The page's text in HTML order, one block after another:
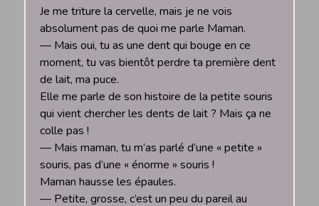
Je me triture la cervelle, mais je ne vois
absolument pas de quoi me parle Maman.
— Mais oui, tu as une dent qui bouge en ce
moment, tu vas bientôt perdre ta première dent
de lait, ma puce.
Elle me parle de son histoire de la petite souris
qui vient chercher les dents de lait ? Mais ça ne
colle pas !
— Mais maman, tu m’as parlé d’une « petite »
souris, pas d’une « énorme » souris !
Maman hausse les épaules.
— Petite, grosse, c’est un peu du pareil au